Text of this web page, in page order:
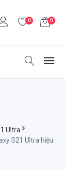
0 0
Ultra
S21 Ultra hiệu